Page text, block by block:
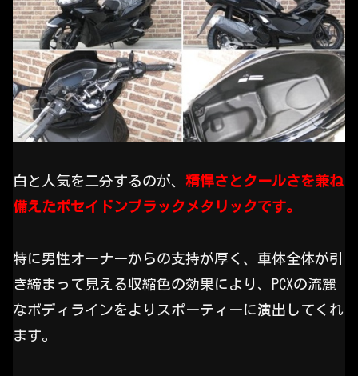
白と人気を二分するのが、 精悍さとクールさを兼ね
備えたポセイドンブラックメタリックです。
特に男性オーナーからの支持が厚く、車体全体が引
き締まって見える収縮色の効果により、PCXの流麗
なボディラインをよりスポーティーに演出してくれ
ます。